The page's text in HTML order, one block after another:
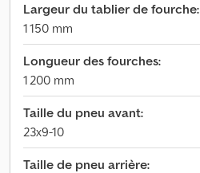
Largeur du tablier de fourche:
1 150 mm
Longueur des fourches:
1 200 mm
Taille du pneu avant:
23x9-10
Taille de pneu arrière: